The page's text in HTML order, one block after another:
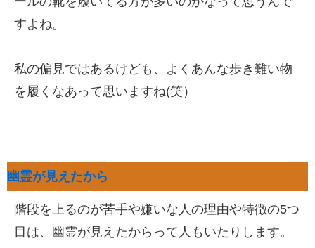
すよね。
私の偏見ではあるけども、よくあんな歩き難い物
を履くなあって思いますね(笑）
幽霊が見えたから
階段を上るのが苦手や嫌いな人の理由や特徴の5つ
目は、幽霊が見えたからって人もいたりします。